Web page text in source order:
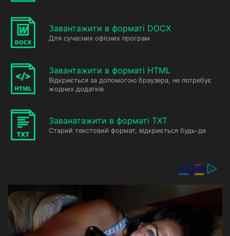
Завантажити в форматі DOCX
Для сучасних офісних програм
Завантажити в форматі HTML
Відкриється за допомогою браузера, не потребує
жодних додатків
Заванатажити в форматі TXT
Старий текстовий формат, відкриється будь-де